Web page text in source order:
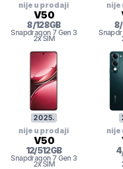
nije u prodaji
V50
8/128GB
Snapdragon 7 Gen 3
2x SIM
nije
8/
2025.
nije u prodaji
V50
12/512GB
Snapdragon 7 Gen 3
2x SIM
nije
4